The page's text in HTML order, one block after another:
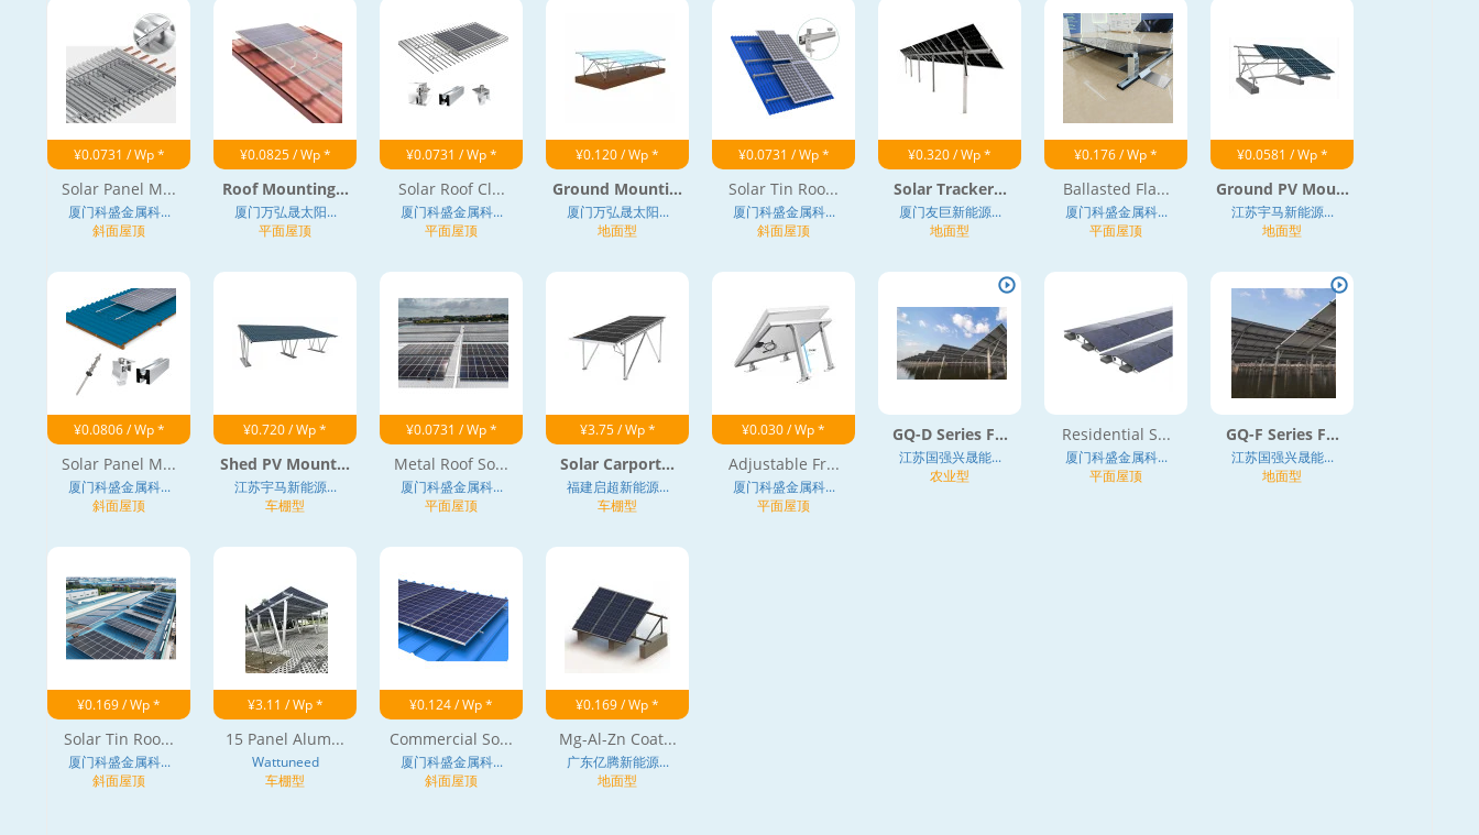
¥0.0731 / Wp *
Solar Panel M...
厦门科盛金属科...
斜面屋顶
¥0.0825 / Wp *
Roof Mounting...
厦门万弘晟太阳...
平面屋顶
¥0.0731 / Wp *
Solar Roof Cl...
厦门科盛金属科...
平面屋顶
¥0.120 / Wp *
Ground Mounti...
厦门万弘晟太阳...
地面型
¥0.0731 / Wp *
Solar Tin Roo...
厦门科盛金属科...
斜面屋顶
¥0.320 / Wp *
Solar Tracker...
厦门友巨新能源...
地面型
¥0.176 / Wp *
Ballasted Fla...
厦门科盛金属科...
平面屋顶
¥0.0581 / Wp *
Ground PV Mou...
江苏宇马新能源...
地面型
¥0.0806 / Wp *
Solar Panel M...
厦门科盛金属科...
斜面屋顶
¥0.720 / Wp *
Shed PV Mount...
江苏宇马新能源...
车棚型
¥0.0731 / Wp *
Metal Roof So...
厦门科盛金属科...
平面屋顶
¥3.75 / Wp *
Solar Carport...
福建启超新能源...
车棚型
¥0.030 / Wp *
Adjustable Fr...
厦门科盛金属科...
平面屋顶
GQ-D Series F...
江苏国强兴晟能...
农业型
Residential S...
厦门科盛金属科...
平面屋顶
GQ-F Series F...
江苏国强兴晟能...
地面型
¥0.169 / Wp *
Solar Tin Roo...
厦门科盛金属科...
斜面屋顶
¥3.11 / Wp *
15 Panel Alum...
Wattuneed
车棚型
¥0.124 / Wp *
Commercial So...
厦门科盛金属科...
斜面屋顶
¥0.169 / Wp *
Mg-Al-Zn Coat...
广东亿腾新能源...
地面型